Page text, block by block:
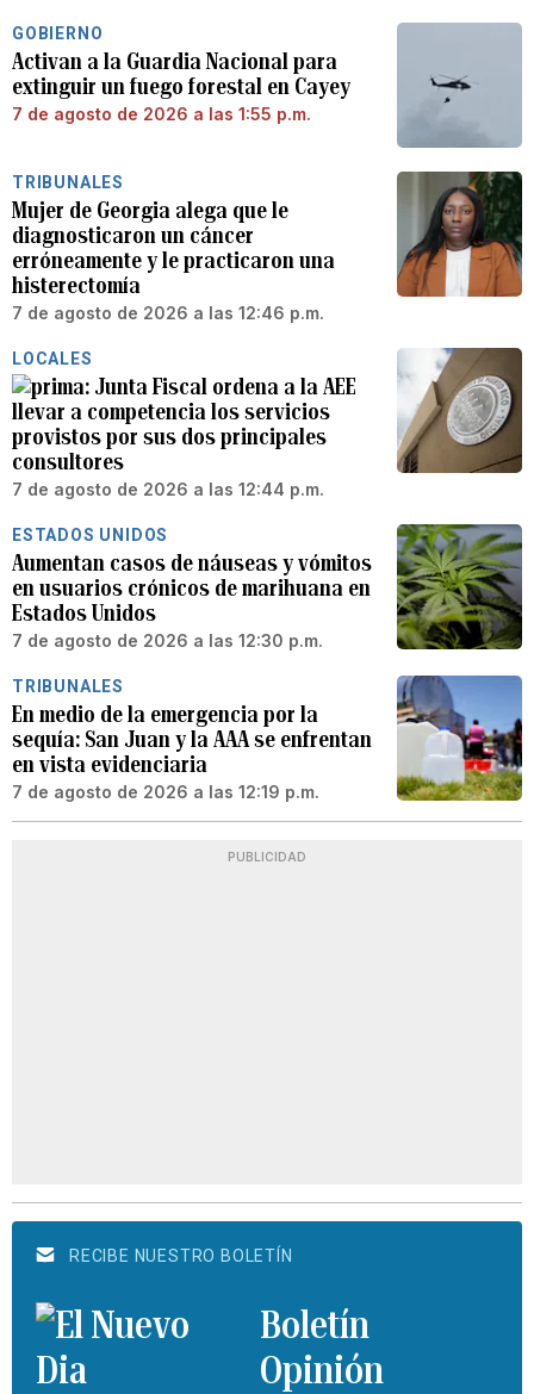
GOBIERNO
Activan a la Guardia Nacional para
extinguir un fuego forestal en Cayey
7 de agosto de 2026 a las 1:55 p.m.
TRIBUNALES
Mujer de Georgia alega que le
diagnosticaron un cáncer
erróneamente y le practicaron una
histerectomía
7 de agosto de 2026 a las 12:46 p.m.
LOCALES
Junta Fiscal ordena a la AEE
llevar a competencia los servicios
provistos por sus dos principales
consultores
7 de agosto de 2026 a las 12:44 p.m.
ESTADOS UNIDOS
Aumentan casos de náuseas y vómitos
en usuarios crónicos de marihuana en
Estados Unidos
7 de agosto de 2026 a las 12:30 p.m.
TRIBUNALES
En medio de la emergencia por la
sequía: San Juan y la AAA se enfrentan
en vista evidenciaria
7 de agosto de 2026 a las 12:19 p.m.
PUBLICIDAD
RECIBE NUESTRO BOLETÍN
Boletín
Opinión